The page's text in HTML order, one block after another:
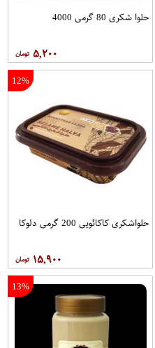
حلوا شکری 80 گرمی 4000
۵,۲۰۰
12%
حلواشکری کاکائویی 200 گرمی دلوکا
۱۵,۹۰۰
13%